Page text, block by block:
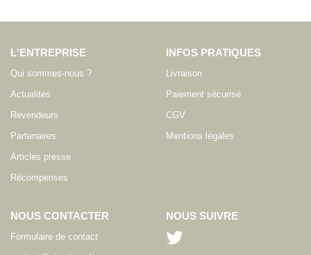
L'ENTREPRISE
Qui sommes-nous ?
Actualités
Revendeurs
Partenaires
Articles presse
Récompenses
INFOS PRATIQUES
Livraison
Paiement sécurisé
CGV
Mentions légales
NOUS CONTACTER
Formulaire de contact
NOUS SUIVRE